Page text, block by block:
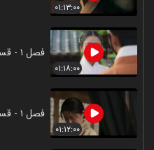
۰۱:۱۳:۰۰
۰۱:۱۸:۰۰
فصل ۱ - قسمت ۱۰
۰۱:۱۲:۰۰
فصل ۱ - قسمت ۱۱